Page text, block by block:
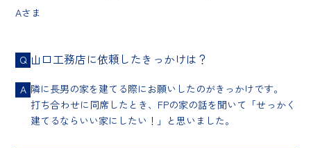
Aさま
Q 山口工務店に依頼したきっかけは？
A 隣に長男の家を建てる際にお願いしたのがきっかけです。
打ち合わせに同席したとき、FPの家の話を聞いて「せっかく
建てるならいい家にしたい！」と思いました。